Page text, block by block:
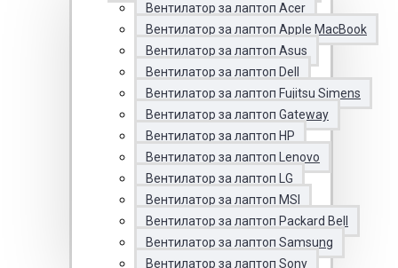
Вентилатор за лаптоп Acer
Вентилатор за лаптоп Apple MacBook
Вентилатор за лаптоп Asus
Вентилатор за лаптоп Dell
Вентилатор за лаптоп Fujitsu Simens
Вентилатор за лаптоп Gateway
Вентилатор за лаптоп HP
Вентилатор за лаптоп Lenovo
Вентилатор за лаптоп LG
Вентилатор за лаптоп MSI
Вентилатор за лаптоп Packard Bell
Вентилатор за лаптоп Samsung
Вентилатор за лаптоп Sony